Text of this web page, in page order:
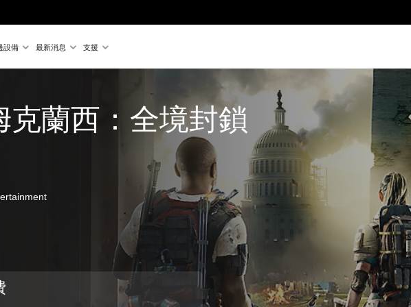
設備 最新消息 支援
克蘭西：全境封鎖